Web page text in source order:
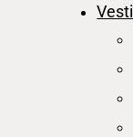
Vesti